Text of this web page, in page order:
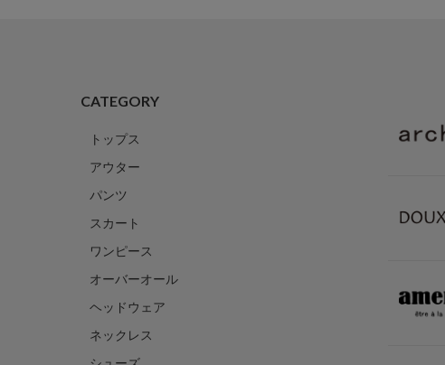
CATEGORY
トップス
アウター
パンツ
スカート
ワンピース
オーバーオール
ヘッドウェア
ネックレス